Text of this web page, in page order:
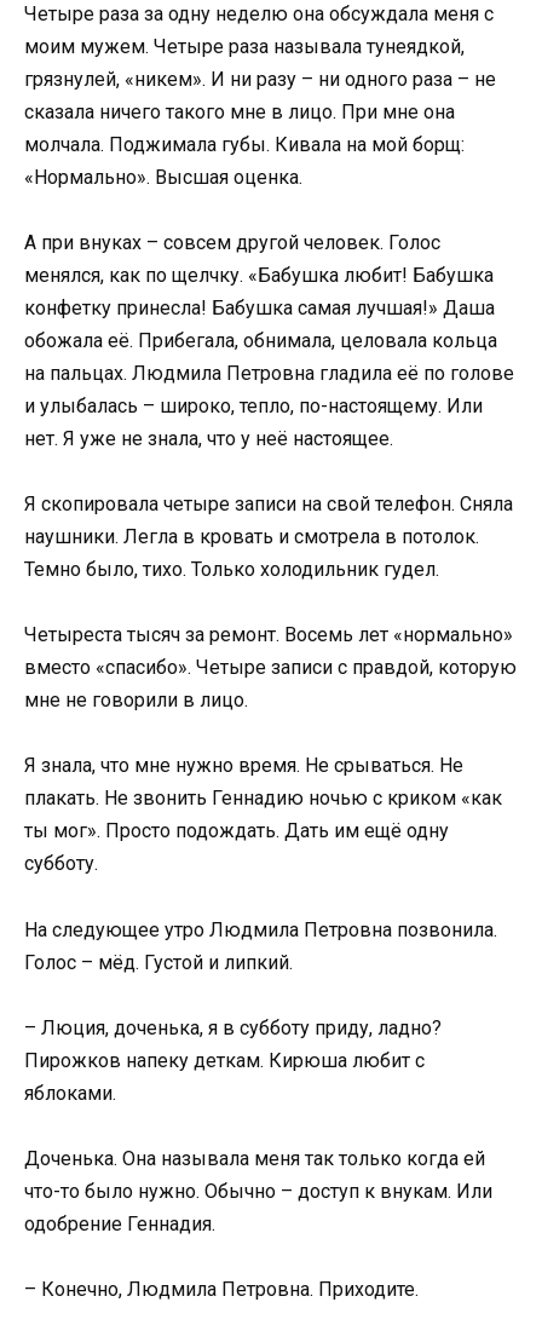
Четыре раза за одну неделю она обсуждала меня с
моим мужем. Четыре раза называла тунеядкой,
грязнулей, «никем». И ни разу – ни одного раза – не
сказала ничего такого мне в лицо. При мне она
молчала. Поджимала губы. Кивала на мой борщ:
«Нормально». Высшая оценка.
А при внуках – совсем другой человек. Голос
менялся, как по щелчку. «Бабушка любит! Бабушка
конфетку принесла! Бабушка самая лучшая!» Даша
обожала её. Прибегала, обнимала, целовала кольца
на пальцах. Людмила Петровна гладила её по голове
и улыбалась – широко, тепло, по-настоящему. Или
нет. Я уже не знала, что у неё настоящее.
Я скопировала четыре записи на свой телефон. Сняла
наушники. Легла в кровать и смотрела в потолок.
Темно было, тихо. Только холодильник гудел.
Четыреста тысяч за ремонт. Восемь лет «нормально»
вместо «спасибо». Четыре записи с правдой, которую
мне не говорили в лицо.
Я знала, что мне нужно время. Не срываться. Не
плакать. Не звонить Геннадию ночью с криком «как
ты мог». Просто подождать. Дать им ещё одну
субботу.
На следующее утро Людмила Петровна позвонила.
Голос – мёд. Густой и липкий.
– Люция, доченька, я в субботу приду, ладно?
Пирожков напеку деткам. Кирюша любит с
яблоками.
Доченька. Она называла меня так только когда ей
что-то было нужно. Обычно – доступ к внукам. Или
одобрение Геннадия.
– Конечно, Людмила Петровна. Приходите.